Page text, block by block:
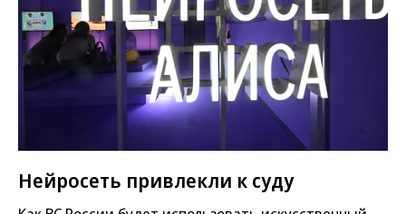
Нейросеть привлекли к суду